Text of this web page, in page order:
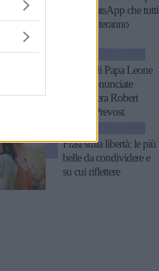
stati WhatsApp che tutti
commenteranno
11 frasi di Papa Leone
XIV, pronunciate
quando era Robert
Francis Prevost
Frasi sulla libertà: le più
belle da condividere e
su cui riflettere